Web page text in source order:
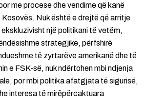
me procese dhe vendime që kanë
Nuk është e drejtë që arritje
ekskluzivisht një politikani të vetëm,
strategjike, përfshirë
të zyrtarëve amerikanë dhe të
e FSK-së, nuk ndërtohen mbi ndjenja
por mbi politika afatgjata të sigurisë,
interesa të mirëpërcaktuara